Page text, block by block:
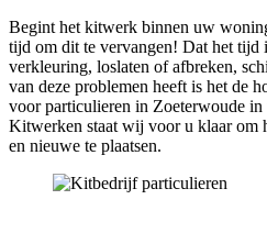
Begint het kitwerk binnen uw
tijd om dit te vervangen! Dat het tijd
verkleuring, loslaten of afbreken,
van deze problemen heeft is het de
voor particulieren in Zoeterwoude
Kitwerken staat wij voor u klaar om
en nieuwe te plaatsen.